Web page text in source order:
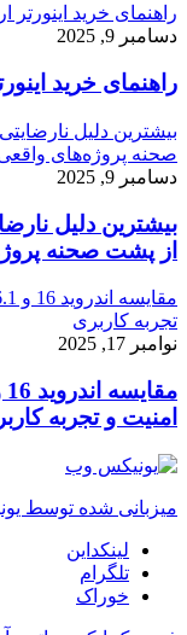
راهنمای خرید اینورتر
دسامبر 9, 2025
راهنمای خرید
بیشترین دلیل
صحنه پروژه‌های
دسامبر 9, 2025
بیشترین دلیل
از پشت صحنه
تجربه کاربری
نوامبر 17, 2025
امنیت و تجربه
میزبانی شده توسط
لینکداین
تلگرام
خوراک